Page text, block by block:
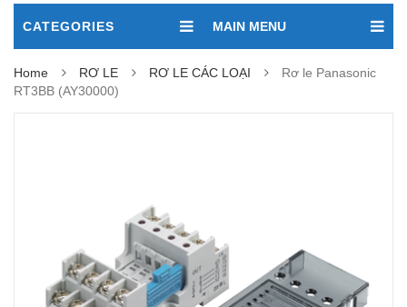
CATEGORIES MAIN MENU
Home RƠ LE RƠ LE CÁC LOẠI
Rơ le Panasonic
RT3BB (AY30000)